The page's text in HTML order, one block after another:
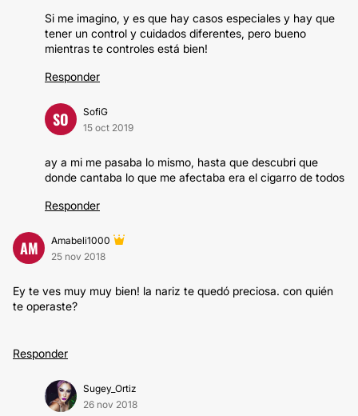
Si me imagino, y es que hay casos especiales y hay que
tener un control y cuidados diferentes, pero bueno
mientras te controles está bien!
Responder
SO
SofiG
15 oct 2019
ay a mi me pasaba lo mismo, hasta que descubri que
donde cantaba lo que me afectaba era el cigarro de todos
Responder
AM
Amabeli1000
25 nov 2018
Ey te ves muy muy bien! la nariz te quedó preciosa. con quién
te operaste?
Responder
Sugey_Ortiz
26 nov 2018